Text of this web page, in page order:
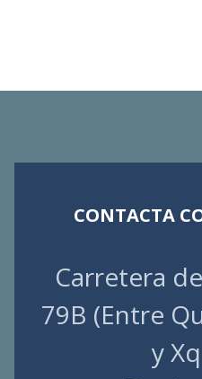
CONTACTA
Carretera
79B (Entre
y